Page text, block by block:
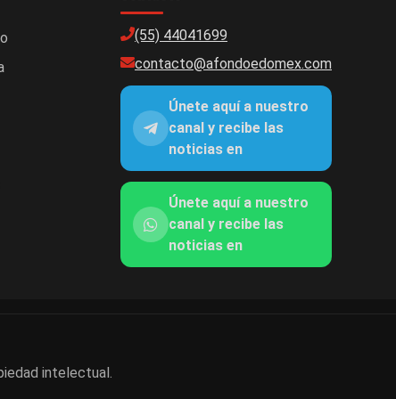
(55) 44041699
contacto@afondoedomex.com
Únete aquí a nuestro
canal y recibe las
noticias en
Únete aquí a nuestro
canal y recibe las
noticias en
intelectual.